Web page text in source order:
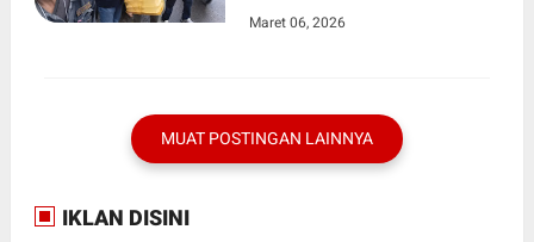
Maret 06, 2026
MUAT POSTINGAN LAINNYA
IKLAN DISINI